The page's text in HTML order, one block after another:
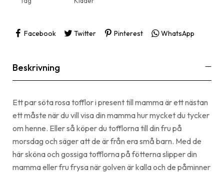
Facebook Twitter Pinterest WhatsApp
Beskrivning
Ett par söta rosa tofflor i present till mamma är ett nästan
ett måste när du vill visa din mamma hur mycket du tycker
om henne. Eller så köper du tofflorna till din fru på
morsdag och säger att de är från era små barn. Med de
här sköna och gossiga tofflorna på fötterna slipper din
mamma eller fru frysa när golven är kalla och de påminner